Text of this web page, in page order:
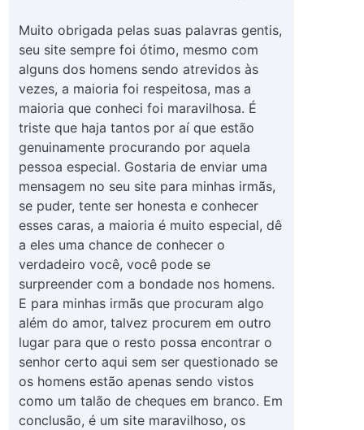
Muito obrigada pelas suas palavras gentis,
seu site sempre foi ótimo, mesmo com
alguns dos homens sendo atrevidos às
vezes, a maioria foi respeitosa, mas a
maioria que conheci foi maravilhosa. É
triste que haja tantos por aí que estão
genuinamente procurando por aquela
pessoa especial. Gostaria de enviar uma
mensagem no seu site para minhas irmãs,
se puder, tente ser honesta e conhecer
esses caras, a maioria é muito especial, dê
a eles uma chance de conhecer o
verdadeiro você, você pode se
surpreender com a bondade nos homens.
E para minhas irmãs que procuram algo
além do amor, talvez procurem em outro
lugar para que o resto possa encontrar o
senhor certo aqui sem ser questionado se
os homens estão apenas sendo vistos
como um talão de cheques em branco. Em
conclusão, é um site maravilhoso, os